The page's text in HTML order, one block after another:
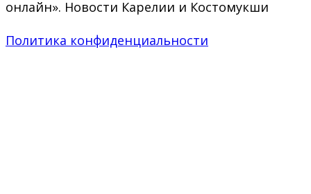
онлайн». Новости Карелии и Костомукши
Политика конфиденциальности